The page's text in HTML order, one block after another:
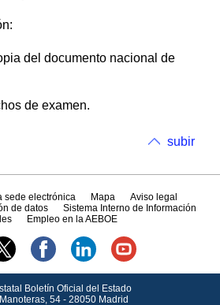
del documento nacional de
de examen.
subir
sede electrónica Mapa
Aviso legal
de datos
Sistema Interno de Información
Empleo en la AEBOE
Boletín Oficial del Estado
54 - 28050 Madrid